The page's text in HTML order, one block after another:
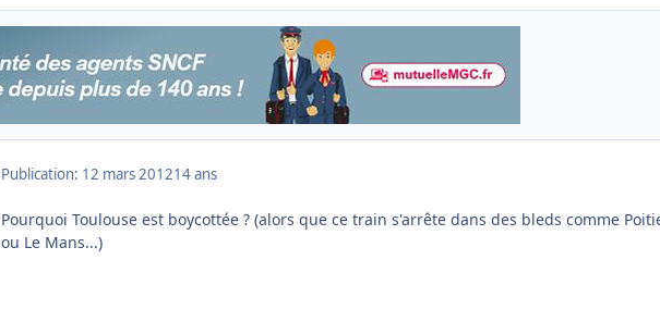
Publication: 12 mars 201214 ans
Pourquoi Toulouse est boycottée ? (alors que ce train s'arrête dans des bleds comme
ou Le Mans...)